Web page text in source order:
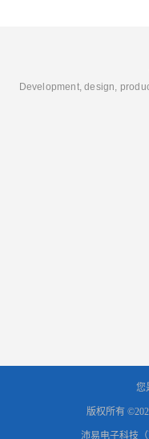
Development, design,
您
版权所有
沛易电子科技